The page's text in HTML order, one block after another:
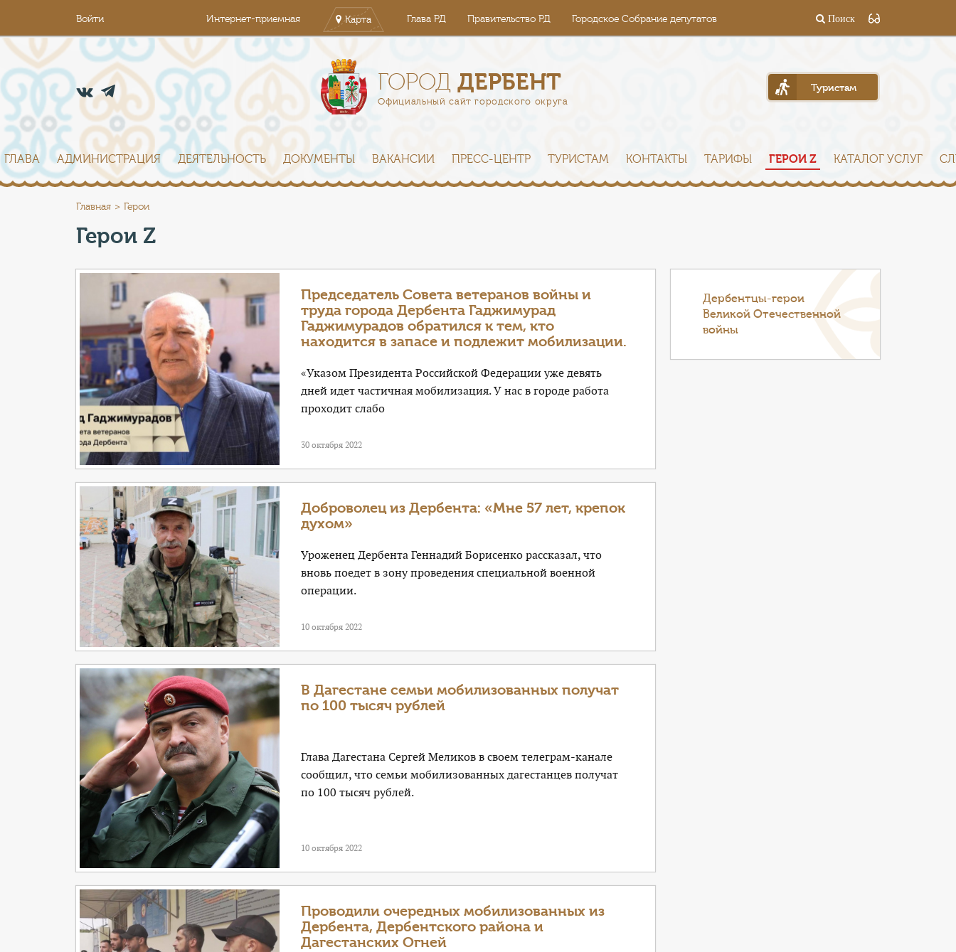
Войти Интернет-приемная Карта Глава РД Правительство РД Городское Собрание депутатов Поиск
ГОРОДДЕРБЕНТ
Официальный сайт городского округа
Туристам
ГЛАВА АДМИНИСТРАЦИЯ ДЕЯТЕЛЬНОСТЬ ДОКУМЕНТЫ ВАКАНСИИ ПРЕСС-ЦЕНТР ТУРИСТАМ КОНТАКТЫ ТАРИФЫ ГЕРОИ Z КАТАЛОГ УСЛУГ
Главная Герои
Герои Z
Председатель Совета ветеранов войны и
труда города Дербента Гаджимурад
Гаджимурадов обратился к тем, кто
находится в запасе и подлежит мобилизации.
«Указом Президента Российской Федерации уже девять
дней идет частичная мобилизация. У нас в городе работа
проходит слабо
30 октября 2022
Доброволец из Дербента: «Мне 57 лет, крепок
духом»
Уроженец Дербента Геннадий Борисенко рассказал, что
вновь поедет в зону проведения специальной военной
операции.
10 октября 2022
В Дагестане семьи мобилизованных получат
по 100 тысяч рублей
Глава Дагестана Сергей Меликов в своем телеграм-канале
сообщил, что семьи мобилизованных дагестанцев получат
по 100 тысяч рублей.
10 октября 2022
Проводили очередных мобилизованных из
Дербента, Дербентского района и
Дагестанских Огней
Дербентцы-герои
Великой Отечественной
войны